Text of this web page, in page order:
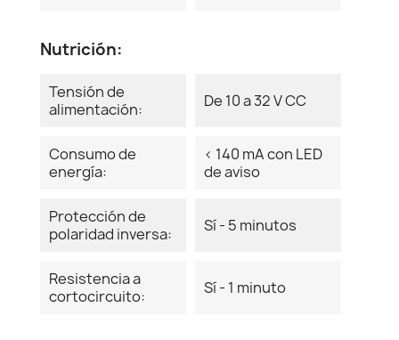
Nutrición:
Tensión de
alimentación:
De 10 a 32 V CC
Consumo de
energía:
< 140 mA con LED
de aviso
Protección de
polaridad inversa:
Sí - 5 minutos
Resistencia a
cortocircuito:
Sí - 1 minuto